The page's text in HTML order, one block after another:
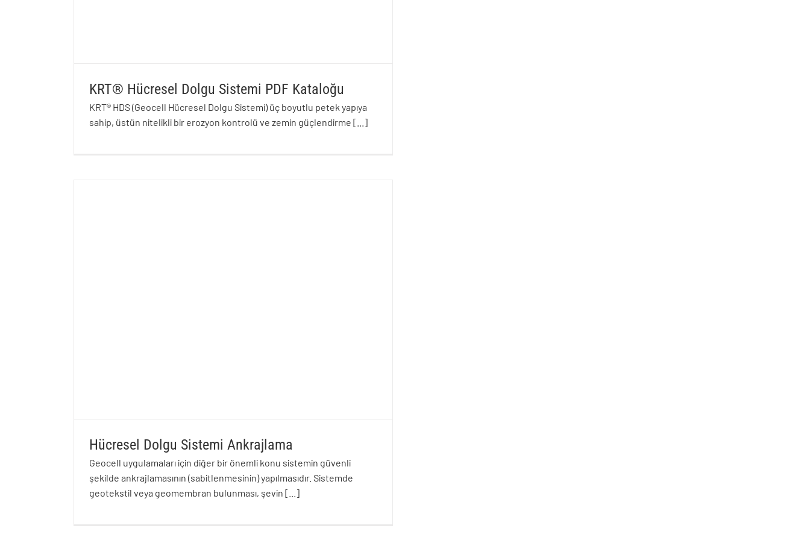
KRT® Hücresel Dolgu Sistemi PDF Kataloğu
KRT® HDS (Geocell Hücresel Dolgu Sistemi) üç boyutlu petek yapıya
sahip, üstün nitelikli bir erozyon kontrolü ve zemin güçlendirme [...]
Hücresel Dolgu Sistemi Ankrajlama
Geocell uygulamaları için diğer bir önemli konu sistemin güvenli
şekilde ankrajlamasının (sabitlenmesinin) yapılmasıdır. Sistemde
geotekstil veya geomembran bulunması, şevin [...]